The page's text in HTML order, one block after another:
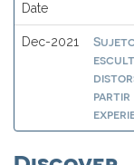
Date
Dec-2021
partir